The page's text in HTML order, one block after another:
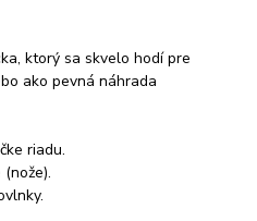
ktorý sa skvelo hodí pre
ako pevná náhrada
riadu.